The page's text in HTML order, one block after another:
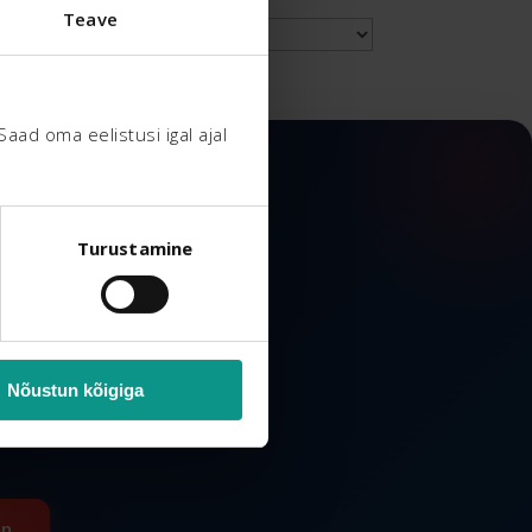
Teave
oma eelistusi igal ajal
Turustamine
Nõustun kõigiga
Архив